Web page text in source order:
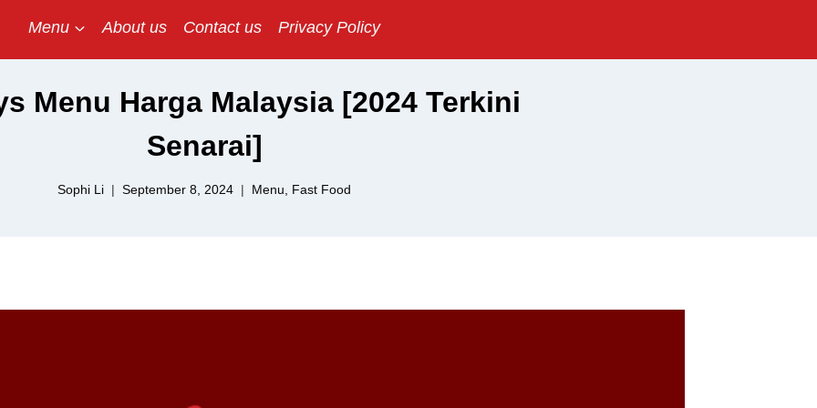
Menu About us Contact us Privacy Policy
Menu Harga Malaysia [2024 Terkini
Senarai]
Sophi Li September 8, 2024 Menu Fast Food